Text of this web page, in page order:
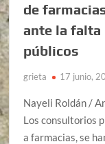
de
ante la falta
públicos
grieta 17 junio,
Nayeli Roldán /
Los consultorios
a farmacias, se